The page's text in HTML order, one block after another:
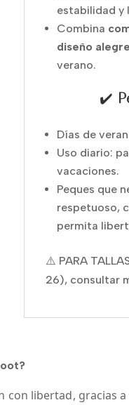
estabilidad y
Combina
diseño
verano.
✔️
Días de
Uso diario:
vacaciones.
Peques que
respetuoso,
permita
⚠️ PARA
26), consultar
libertad, gracias